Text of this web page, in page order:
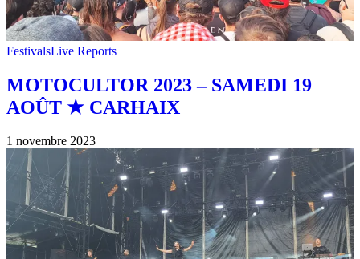
FestivalsLive Reports
MOTOCULTOR 2023 – SAMEDI 19
AOÛT ★ CARHAIX
1 novembre 2023